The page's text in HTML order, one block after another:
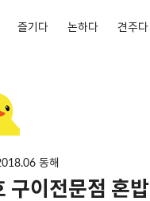
즐기다 논하다 견주다
동해
구이전문점 혼밥